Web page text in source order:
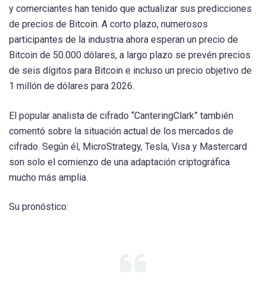
y comerciantes han tenido que actualizar sus predicciones
de precios de Bitcoin. A corto plazo, numerosos
participantes de la industria ahora esperan un precio de
Bitcoin de 50.000 dólares, a largo plazo se prevén precios
de seis dígitos para Bitcoin e incluso un precio objetivo de
1 millón de dólares para 2026.
El popular analista de cifrado “CanteringClark” también
comentó sobre la situación actual de los mercados de
cifrado. Según él, MicroStrategy, Tesla, Visa y Mastercard
son solo el comienzo de una adaptación criptográfica
mucho más amplia.
Su pronóstico: